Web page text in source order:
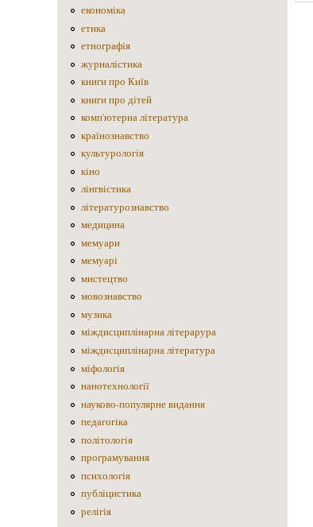
економіка
етика
етнографія
журналістика
книги про Київ
книги про дітей
комп'ютерна література
країнознавство
культурологія
кіно
лінгвістика
літературознавство
медицина
мемуари
мемуарі
мистецтво
мовознавство
музика
міждисциплінарна літерарура
міждисциплінарна література
міфологія
нанотехнології
науково-популярне видання
педагогіка
політологія
програмування
психологія
публіцистика
релігія